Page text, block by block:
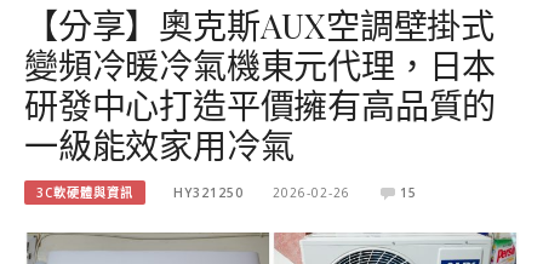
【分享】奧克斯AUX空調壁掛式
變頻冷暖冷氣機東元代理，日本
研發中心打造平價擁有高品質的
一級能效家用冷氣
3C軟硬體與資訊 HY321250 2026-02-26 15